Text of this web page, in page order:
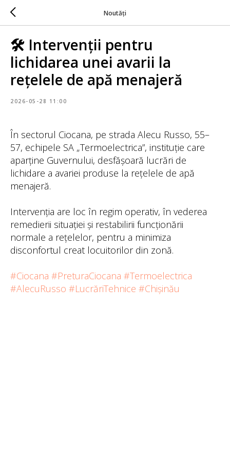
Noutăți
🛠️ Intervenții pentru
lichidarea unei avarii la
rețelele de apă menajeră
2026-05-28 11:00
În sectorul Ciocana, pe strada Alecu Russo, 55–
57, echipele SA „Termoelectrica”, instituție care
aparține Guvernului, desfășoară lucrări de
lichidare a avariei produse la rețelele de apă
menajeră.
Intervenția are loc în regim operativ, în vederea
remedierii situației și restabilirii funcționării
normale a rețelelor, pentru a minimiza
disconfortul creat locuitorilor din zonă.
#Ciocana #PreturaCiocana #Termoelectrica
#AlecuRusso #LucrăriTehnice #Chișinău